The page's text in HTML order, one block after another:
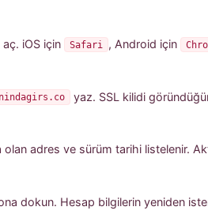
aç. iOS için Safari , Android için
yaz. SSL kilidi
olan adres ve sürüm tarihi listelenir.
dokun. Hesap bilgilerin yeniden